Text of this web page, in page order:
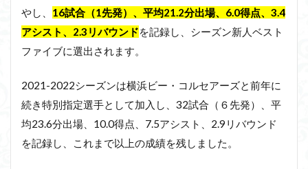
やし、 16試合（1先発）、平均21.2分出場、6.0得点、3.4
アシスト、2.3リバウンドを記録し、シーズン新人ベスト
ファイブに選出されます。
2021-2022シーズンは横浜ビー・コルセアーズと前年に
続き特別指定選手として加入し、32試合（６先発）、平
均23.6分出場、10.0得点、7.5アシスト、2.9リバウンド
を記録し、これまで以上の成績を残しました。